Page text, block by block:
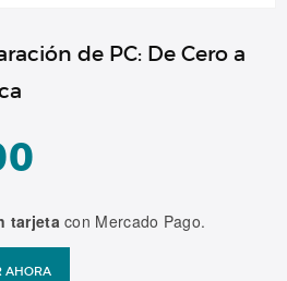
de PC: De Cero a
tarjetacon Mercado Pago.
AHORA